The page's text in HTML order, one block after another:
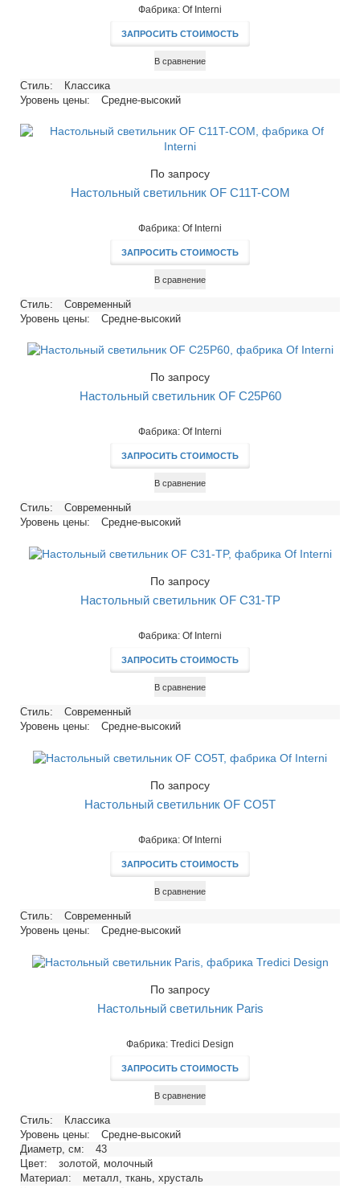
Фабрика: Of Interni
ЗАПРОСИТЬ СТОИМОСТЬ
В сравнение
Стиль:
Классика
Уровень цены:
Средне-высокий
По запросу
Настольный светильник OF C11T-COM
Фабрика: Of Interni
ЗАПРОСИТЬ СТОИМОСТЬ
В сравнение
Стиль:
Современный
Уровень цены:
Средне-высокий
По запросу
Настольный светильник OF C25P60
Фабрика: Of Interni
ЗАПРОСИТЬ СТОИМОСТЬ
В сравнение
Стиль:
Современный
Уровень цены:
Средне-высокий
По запросу
Настольный светильник OF C31-TP
Фабрика: Of Interni
ЗАПРОСИТЬ СТОИМОСТЬ
В сравнение
Стиль:
Современный
Уровень цены:
Средне-высокий
По запросу
Настольный светильник OF CO5T
Фабрика: Of Interni
ЗАПРОСИТЬ СТОИМОСТЬ
В сравнение
Стиль:
Современный
Уровень цены:
Средне-высокий
По запросу
Настольный светильник Paris
Фабрика: Tredici Design
ЗАПРОСИТЬ СТОИМОСТЬ
В сравнение
Стиль:
Классика
Уровень цены:
Средне-высокий
Диаметр, см:
43
Цвет:
золотой, молочный
Материал:
металл, ткань, хрусталь